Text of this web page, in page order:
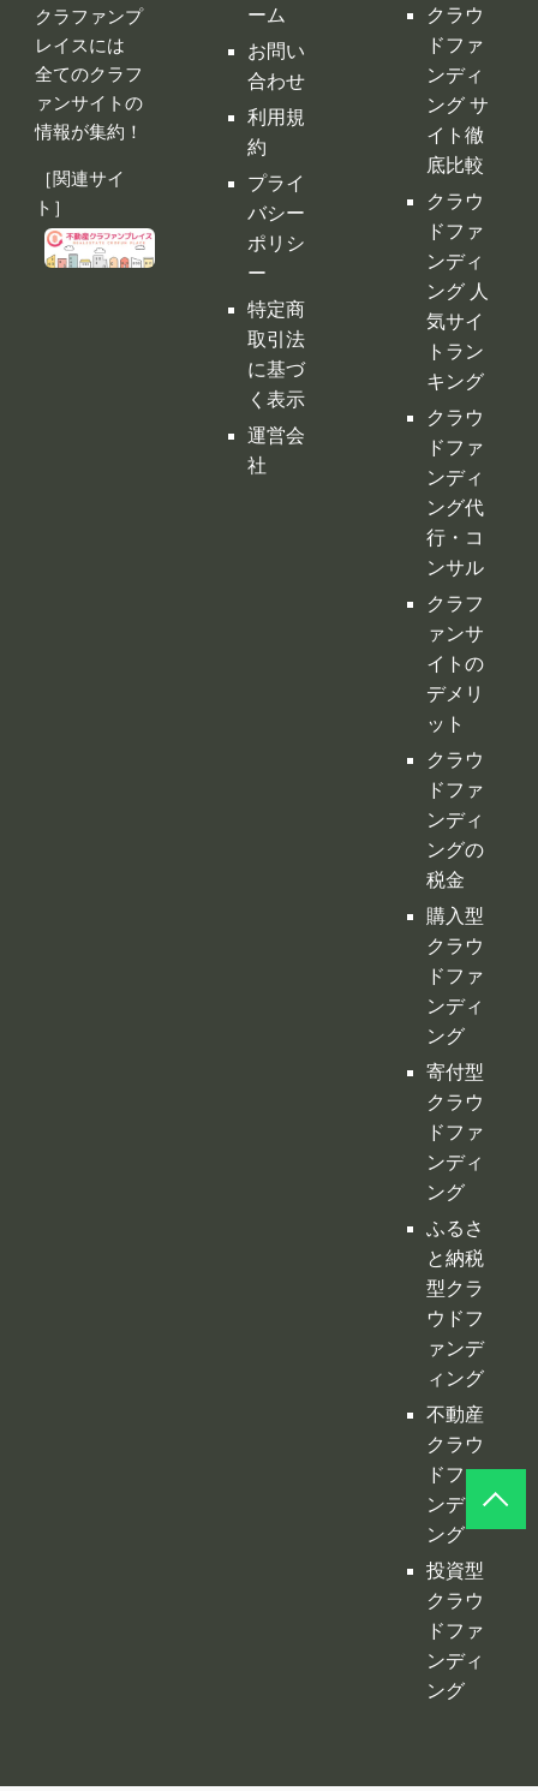
レイスには
全てのクラフ
ァンサイトの
情報が集約！
［関連サイ
ト］
お問い
合わせ
利用規
約
プライ
バシー
ポリシ
ー
特定商
取引法
に基づ
く表示
運営会
社
ドファ
ンディ
ング サ
イト徹
底比較
クラウ
ドファ
ンディ
ング 人
気サイ
トラン
キング
クラウ
ドファ
ンディ
ング代
行・コ
ンサル
クラフ
ァンサ
イトの
デメリ
ット
クラウ
ドファ
ンディ
ングの
税金
購入型
クラウ
ドファ
ンディ
ング
寄付型
クラウ
ドファ
ンディ
ング
ふるさ
と納税
型クラ
ウドフ
ァンデ
ィング
不動産
クラウ
ドファ
ンディ
ング
投資型
クラウ
ドファ
ンディ
ング